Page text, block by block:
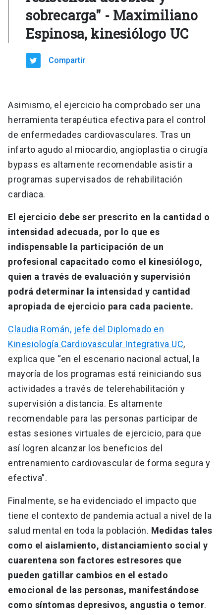
sobrecarga" - Maximiliano
Espinosa, kinesiólogo UC
Compartir
Asimismo, el ejercicio ha comprobado ser una
herramienta terapéutica efectiva para el control
de enfermedades cardiovasculares. Tras un
infarto agudo al miocardio, angioplastia o cirugía
bypass es altamente recomendable asistir a
programas supervisados de rehabilitación
cardiaca.
El ejercicio debe ser prescrito en la cantidad o
intensidad adecuada, por lo que es
indispensable la participación de un
profesional capacitado como el kinesiólogo,
quien a través de evaluación y supervisión
podrá determinar la intensidad y cantidad
apropiada de ejercicio para cada paciente.
Claudia Román, jefe del Diplomado en
Kinesiología Cardiovascular Integrativa UC,
explica que “en el escenario nacional actual, la
mayoría de los programas está reiniciando sus
actividades a través de telerehabilitación y
supervisión a distancia. Es altamente
recomendable para las personas participar de
estas sesiones virtuales de ejercicio, para que
así logren alcanzar los beneficios del
entrenamiento cardiovascular de forma segura y
efectiva”.
Finalmente, se ha evidenciado el impacto que
tiene el contexto de pandemia actual a nivel de la
salud mental en toda la población. Medidas tales
como el aislamiento, distanciamiento social y
cuarentena son factores estresores que
pueden gatillar cambios en el estado
emocional de las personas, manifestándose
como síntomas depresivos, angustia o temor.